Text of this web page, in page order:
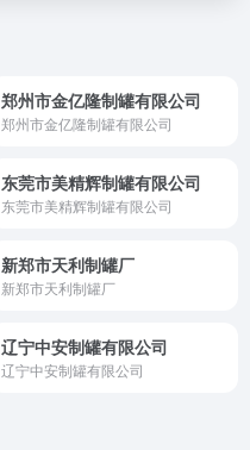
郑州市金亿隆制罐有限公司
郑州市金亿隆制罐有限公司
东莞市美精辉制罐有限公司
东莞市美精辉制罐有限公司
新郑市天利制罐厂
新郑市天利制罐厂
辽宁中安制罐有限公司
辽宁中安制罐有限公司